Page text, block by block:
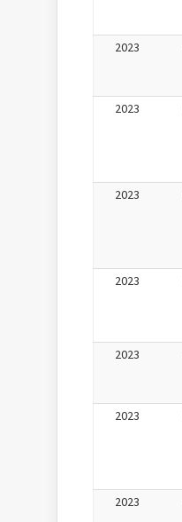
2023
2023
2023
2023
2023
2023
2023